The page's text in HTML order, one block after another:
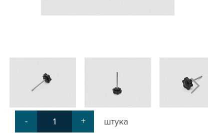
АДДИТИВНЫЕ ТОВАРЫ
ОБЩЕСТРОИТЕЛЬНЫЙ ПРОФИЛЬ
ЛИНЕЙНЫЕ СОЕДИНИТЕЛИ
ПАРАЛЛЕЛЬНЫЕ СОЕДИНИТЕЛИ
ПРОМЫШЛЕННАЯ МЕБЕЛЬ
- + штука